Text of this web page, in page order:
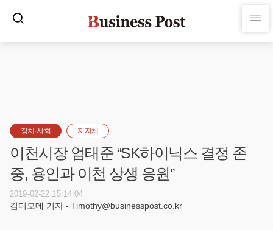
정치·사회 지자체
이천시장 엄태준 “SK하이닉스 결정 존
중, 용인과 이천 상생 응원”
2019-02-22 15:14:04
김디모데 기자 - Timothy@businesspost.co.kr